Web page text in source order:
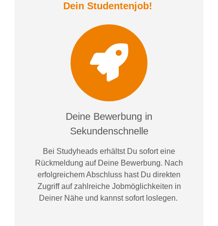
Dein Studentenjob!
Deine Bewerbung in
Sekundenschnelle
Bei Studyheads erhältst Du sofort eine
Rückmeldung auf Deine Bewerbung. Nach
erfolgreichem Abschluss hast Du direkten
Zugriff auf zahlreiche Jobmöglichkeiten in
Deiner Nähe und kannst sofort loslegen.